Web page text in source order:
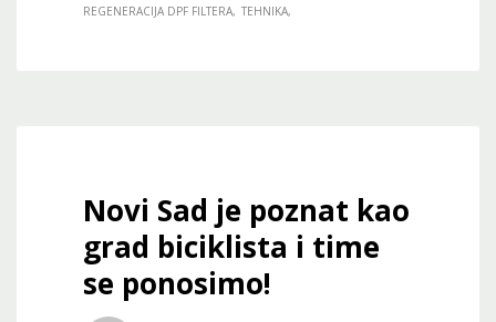
REGENERACIJA DPF FILTERA TEHNIKA
Novi Sad je poznat kao
grad biciklista i time
se ponosimo!